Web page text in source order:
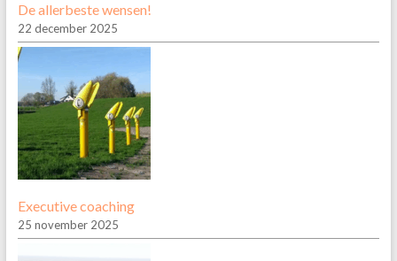
De allerbeste wensen!
22 december 2025
Executive coaching
25 november 2025